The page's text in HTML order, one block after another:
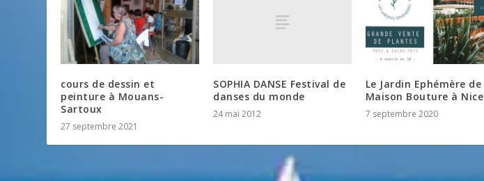
cours de dessin et
peinture à Mouans-
Sartoux
27 septembre 2021
SOPHIA DANSE Festival de
danses du monde
24 mai 2012
Le Jardin Ephémère de
Maison Bouture à Nice
7 septembre 2020